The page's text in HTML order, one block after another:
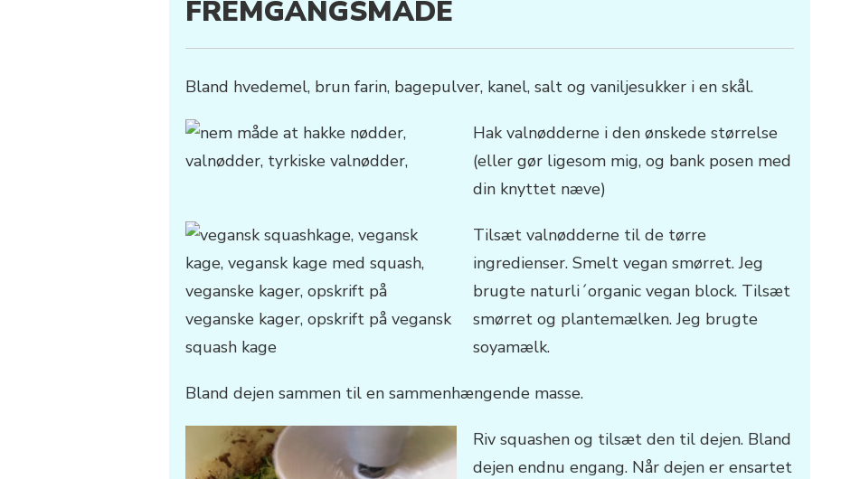
FREMGANGSMÅDE
Bland hvedemel, brun farin, bagepulver, kanel, salt og vaniljesukker i en skål.
Hak valnødderne i den ønskede størrelse
(eller gør ligesom mig, og bank posen med
din knyttet næve)
Tilsæt valnødderne til de tørre
ingredienser. Smelt vegan smørret. Jeg
brugte naturli´organic vegan block. Tilsæt
smørret og plantemælken. Jeg brugte
soyamælk.
Bland dejen sammen til en sammenhængende masse.
Riv squashen og tilsæt den til dejen. Bland
dejen endnu engang. Når dejen er ensartet